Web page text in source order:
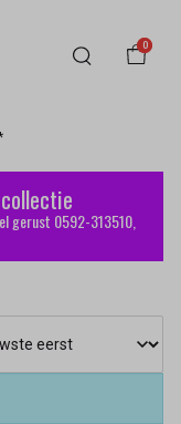
0
gerust 0592-313510,